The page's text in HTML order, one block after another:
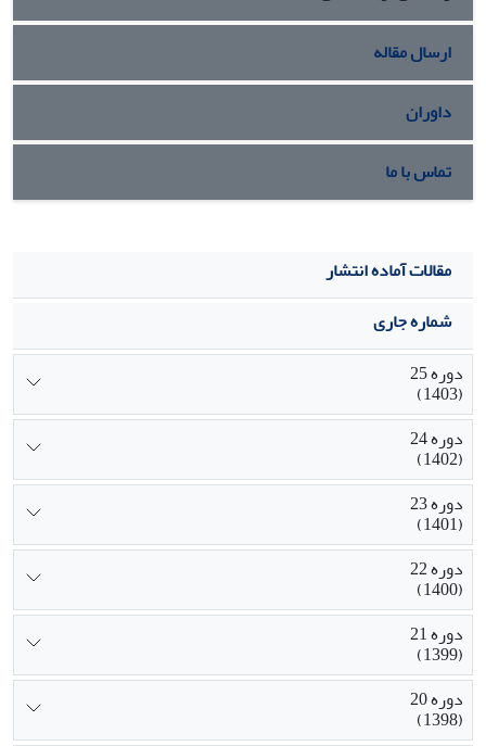
می‏شود.
ارسال مقاله
داوران
تماس با ما
مقالات آماده انتشار
شماره جاری
دوره 25
(1403)
دوره 24
(1402)
دوره 23
(1401)
دوره 22
(1400)
دوره 21
(1399)
دوره 20
(1398)